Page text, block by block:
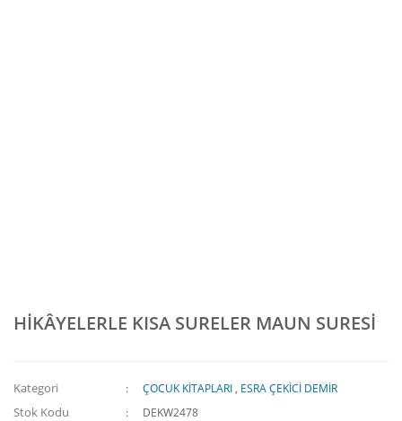
HİKÂYELERLE KISA SURELER MAUN SURESİ
Kategori ÇOCUK KİTAPLARI , ESRA ÇEKİCİ DEMİR
Stok Kodu DEKW2478